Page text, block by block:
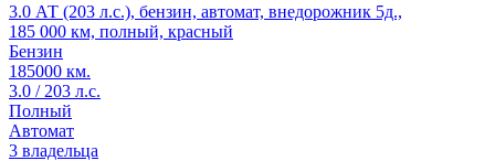
3.0 АТ (203 л.с.), бензин, автомат, внедорожник 5д.,
185 000 км, полный, красный
Бензин
185000 км.
3.0 / 203 л.с.
Полный
Автомат
3 владельца